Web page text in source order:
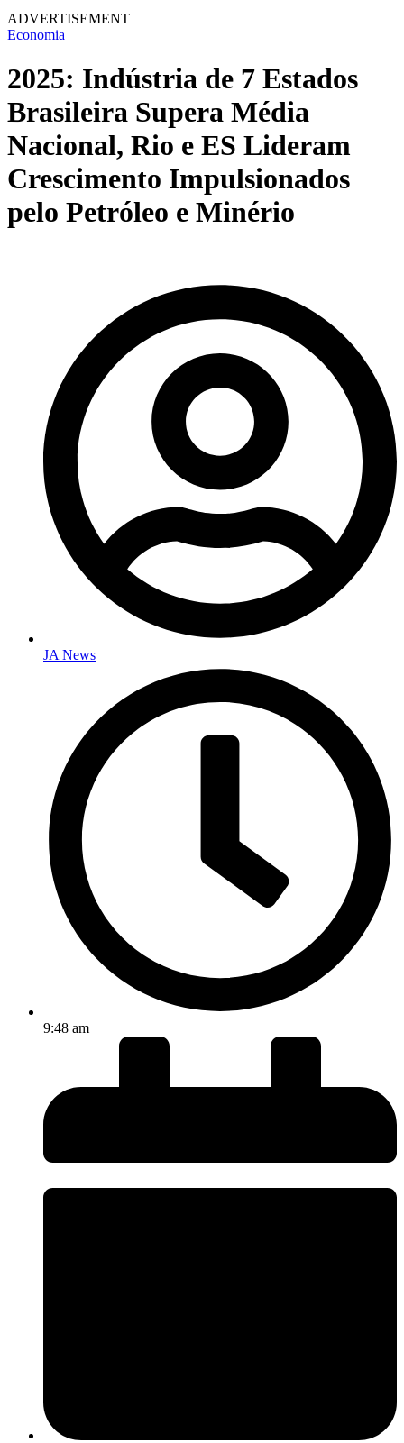
ADVERTISEMENT
Economia
2025: Indústria de 7 Estados
Brasileira Supera Média
Nacional, Rio e ES Lideram
Crescimento Impulsionados
pelo Petróleo e Minério
JA News
9:48 am